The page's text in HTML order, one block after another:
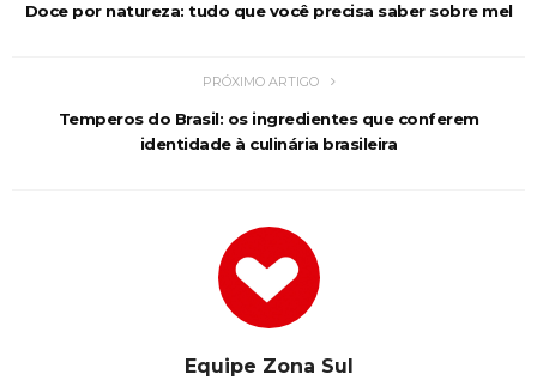
Doce por natureza: tudo que você precisa saber sobre mel
PRÓXIMO ARTIGO
Temperos do Brasil: os ingredientes que conferem
identidade à culinária brasileira
Equipe Zona Sul